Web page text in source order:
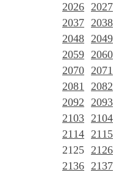
2026 2027
2037 2038
2048 2049
2059 2060
2070 2071
2081 2082
2092 2093
2103 2104
2114 2115
2125 2126
2136 2137